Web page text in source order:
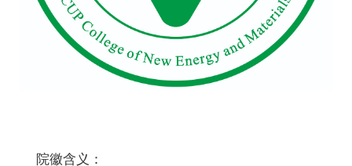
院徽含义：